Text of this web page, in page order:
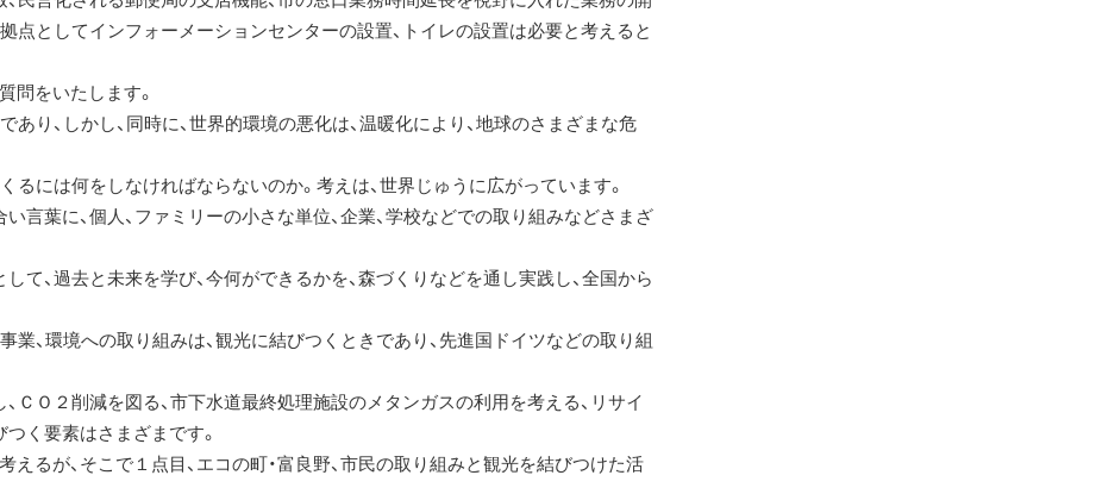
点としてインフォーメーションセンターの設置、トイレの設置は必要と考えると
問をいたします。
り、しかし、同時に、世界的環境の悪化は、温暖化により、地球のさまざまな危
るには何をしなければならないのか。考えは、世界じゅうに広がっています。
言葉に、個人、ファミリーの小さな単位、企業、学校などでの取り組みなどさまざ
て、過去と未来を学び、今何ができるかを、森づくりなどを通し実践し、全国から
業、環境への取り組みは、観光に結びつくときであり、先進国ドイツなどの取り組
ＣＯ２削減を図る、市下水道最終処理施設のメタンガスの利用を考える、リサイ
く要素はさまざまです。
るが、そこで１点目、エコの町・富良野、市民の取り組みと観光を結びつけた活